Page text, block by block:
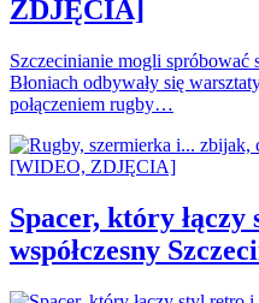
ZDJĘCIA]
Szczecinianie mogli spróbować
Błoniach odbywały się
połączeniem rugby…
Spacer, który
współczesny